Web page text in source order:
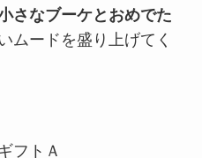
さなブーケとおめでた
ムードを盛り上げてく
フトＡ